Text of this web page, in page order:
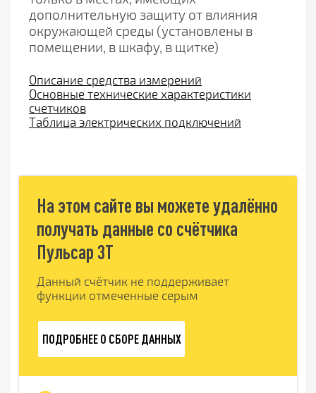
дополнительную защиту от влияния
окружающей среды (установлены в
помещении, в шкафу, в щитке)
Описание средства измерений
Основные технические характеристики
счетчиков
Таблица электрических подключений
На этом сайте вы можете удалённо
получать данные со счётчика
Пульсар 3T
Данный счётчик не поддерживает
функции отмеченные серым
ПОДРОБНЕЕ О СБОРЕ ДАННЫХ